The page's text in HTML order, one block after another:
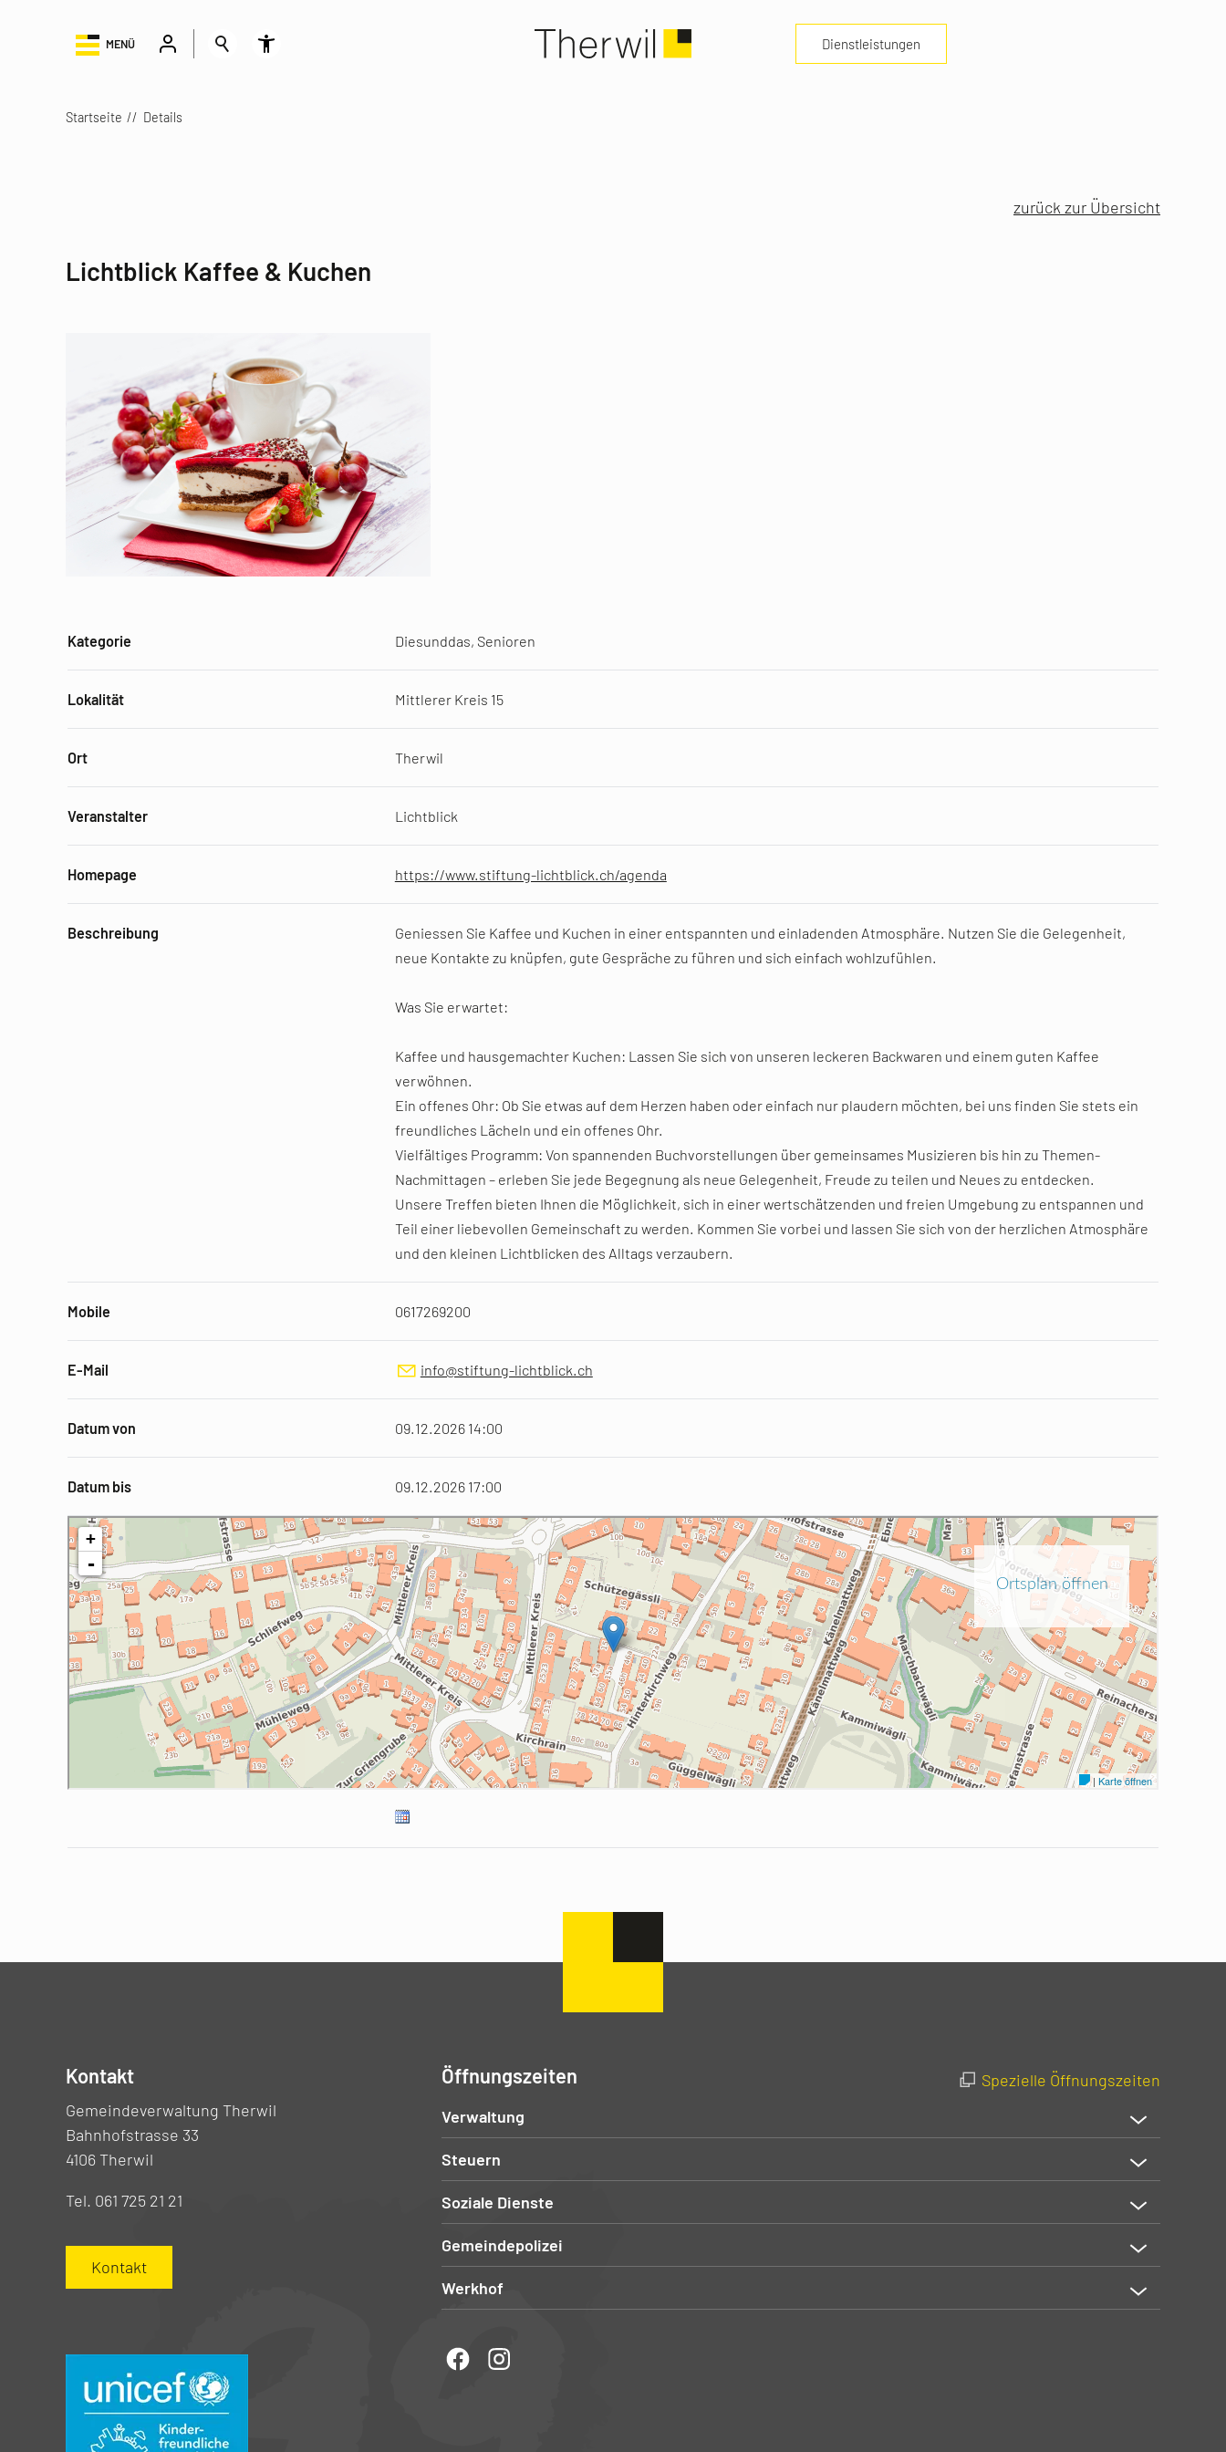
Dienstleistungen
MENÜ
Startseite Details
zurück zur Übersicht
Lichtblick Kaffee & Kuchen
Kategorie Diesunddas, Senioren
Lokalität Mittlerer Kreis 15
Ort Therwil
Veranstalter Lichtblick
Homepage https://www.stiftung-lichtblick.ch/agenda
Beschreibung
Geniessen Sie Kaffee und Kuchen in einer entspannten und einladenden Atmosphäre. Nutzen Sie die Gelegenheit,
neue Kontakte zu knüpfen, gute Gespräche zu führen und sich einfach wohlzufühlen.
Was Sie erwartet:
Kaffee und hausgemachter Kuchen: Lassen Sie sich von unseren leckeren Backwaren und einem guten Kaffee
verwöhnen.
Ein offenes Ohr: Ob Sie etwas auf dem Herzen haben oder einfach nur plaudern möchten, bei uns finden Sie stets ein
freundliches Lächeln und ein offenes Ohr.
Vielfältiges Programm: Von spannenden Buchvorstellungen über gemeinsames Musizieren bis hin zu Themen-
Nachmittagen – erleben Sie jede Begegnung als neue Gelegenheit, Freude zu teilen und Neues zu entdecken.
Unsere Treffen bieten Ihnen die Möglichkeit, sich in einer wertschätzenden und freien Umgebung zu entspannen und
Teil einer liebevollen Gemeinschaft zu werden. Kommen Sie vorbei und lassen Sie sich von der herzlichen Atmosphäre
und den kleinen Lichtblicken des Alltags verzaubern.
Mobile 0617269200
E-Mail info@stiftung-lichtblick.ch
Datum von 09.12.2026 14:00
Datum bis 09.12.2026 17:00
Kontakt
Gemeindeverwaltung Therwil
Bahnhofstrasse 33
4106 Therwil
Tel. 061 725 21 21
Kontakt
Öffnungszeiten
Spezielle Öffnungszeiten
Verwaltung
Steuern
Soziale Dienste
Gemeindepolizei
Werkhof